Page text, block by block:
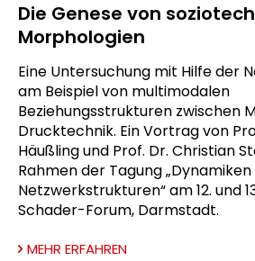
Die Genese von
Morphologien
Eine Untersuchung mit Hilfe der
am Beispiel von multimodalen
Beziehungsstrukturen zwischen
Drucktechnik. Ein Vortrag von
Häußling und Prof. Dr. Christian
Rahmen der Tagung
Netzwerkstrukturen“ am 12. und
Schader-Forum, Darmstadt.
MEHR ERFAHREN